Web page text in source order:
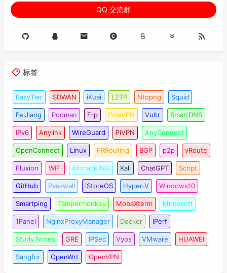
QQ 交流群
标签
EasyTier SDWAN iKuai L2TP Ntopng Squid
FeiJiang Podman Frp PoleVPN Vultr SmartDNS
IPv6 Anylink WireGuard PiVPN AnyConnect
OpenConnect Linux FRRouting BGP p2p vRoute
Fluxion WiFi Aircrack-NG Kali ChatGPT Script
GitHub Passwall iStoreOS Hyper-V Windows10
Smartping Tampermonkey MobaXterm Mircosoft
1Panel NginxProxyManager Docker iPerf
Study Notes GRE IPSec Vyos VMware HUAWEI
Sangfor OpenWrt OpenVPN